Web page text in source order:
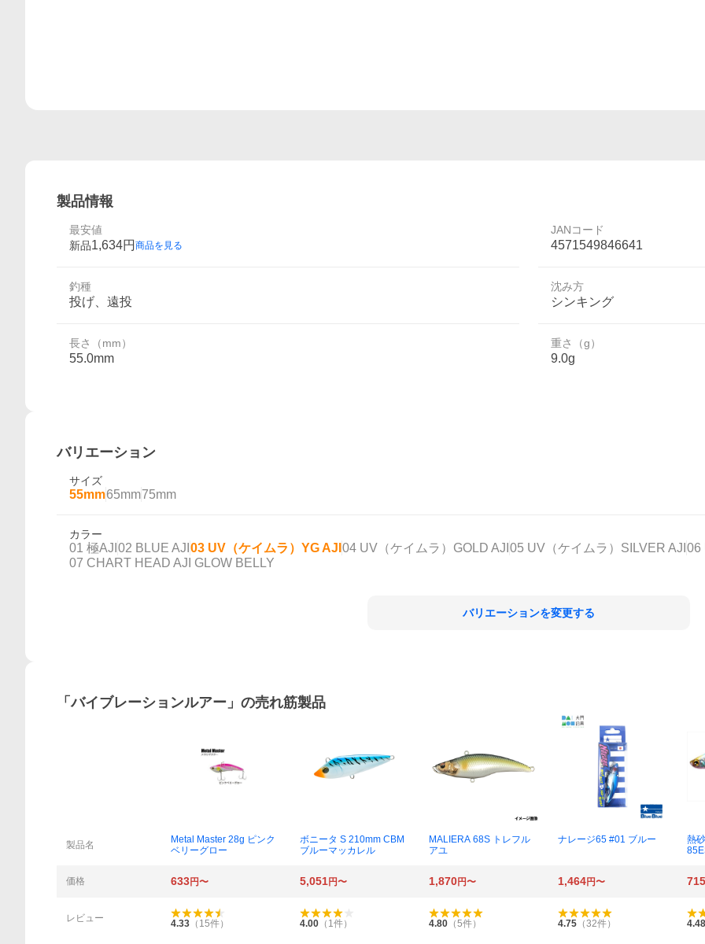
製品情報
最安値
新品1,634円 商品を見る
JANコード
4571549846641
釣種
投げ、遠投
沈み方
シンキング
長さ（mm）
55.0mm
重さ（g）
9.0g
バリエーション
サイズ
55mm65mm75mm
カラー
01 極AJI 02 BLUE AJI 03 UV（ケイムラ）YG AJI 04 UV（ケイムラ）GOLD AJI 05 UV（ケイムラ）SILVER AJI 06
07 CHART HEAD AJI GLOW BELLY
バリエーションを変更する
「バイブレーションルアー 」の売れ筋製品
製品名
Metal Master 28g ピンク
ベリーグロー
ボニータ S 210mm CBM
ブルーマッカレル
MALIERA 68S トレフル
アユ
ナレージ65 #01 ブルー
熱
価格 633円〜 5,051円〜 1,870円〜 1,464円〜 715
レビュー
4.33 （ 15件） 4.00 （ 1件） 4.80 （5件） 4.75 （32件） 4.48